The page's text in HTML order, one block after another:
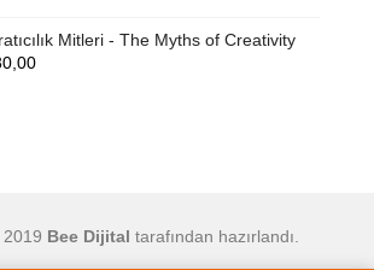
Mitleri - The Myths of Creativity
Bee Dijital tarafından hazırlandı.